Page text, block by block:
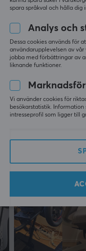
Med en dedikation
använder
standard.Förutom
hållbarhet,
Deras stolar har en
individuella smak
Klädsel
Högkvalitativt
Armstöd
4-riktningar
RECENSIONER (0)
0.0
5
4
1
LÄMNA
Mer från
spara språkval och hålla dig
Analys och
Dessa cookies används för
användarupplevelsen av
jobba med förbättringar av
liknande funktioner.
Vi använder cookies för
besökarstatistik. Information
intresseprofil som ligger till